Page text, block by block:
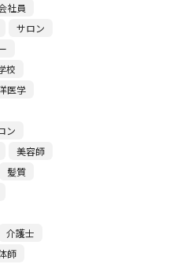
社員
サロン
校
医学
ン
美容師
髪質
介護士
師